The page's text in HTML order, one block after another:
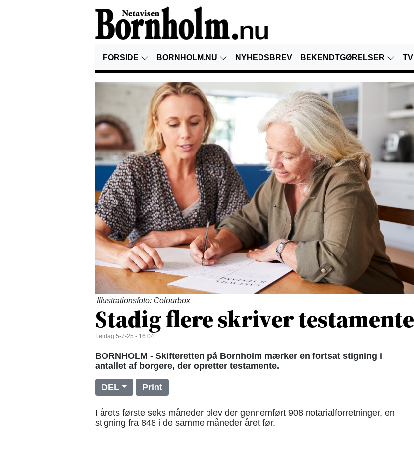
FORSIDE BORNHOLM.NU NYHEDSBREV BEKENDTGØRELSER TV
Illustrationsfoto: Colourbox
Stadig flere skriver testamente
Lørdag 5-7-25 - 16:04
BORNHOLM - Skifteretten på Bornholm mærker en fortsat stigning i
antallet af borgere, der opretter testamente.
DEL Print
I årets første seks måneder blev der gennemført 908 notarialforretninger, en
stigning fra 848 i de samme måneder året før.